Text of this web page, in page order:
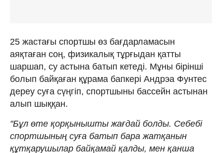
25 жастағы спортшы өз бағдарламасын
аяқтаған соң, физикалық тұрғыдан қатты
шаршап, су астына батып кетеді. Мұны бірінші
болып байқаған құрама бапкері Андрэа Фунтес
дереу суға сүңгіп, спортшыны бассейн астынан
алып шыққан.
"Бұл өте қорқынышты жағдай болды. Себебі
спортшының суға батып бара жатқанын
құтқарушылар байқамай қалды, мен қанша